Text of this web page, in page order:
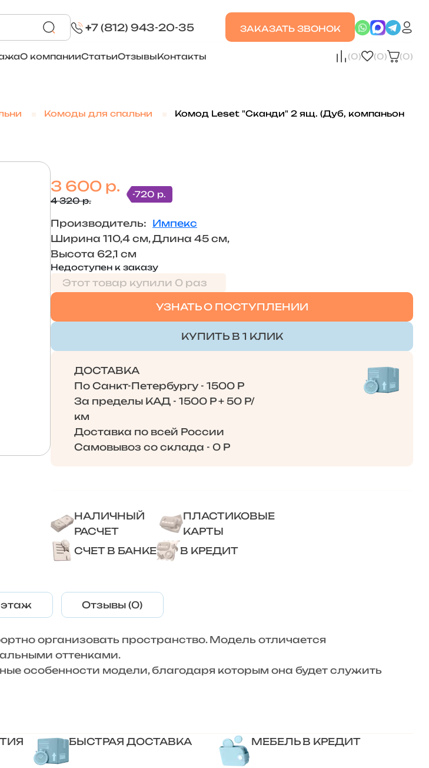
+7 (812) 943-20-35 ЗАКАЗАТЬ ЗВОНОК
О компанииСтатьиОтзывыКонтакты (0) (0) (0)
Комоды для спальни
Комод Leset "Сканди" 2 ящ. (Дуб, компаньон
3 600 р.
4 320 р.
-720 р.
Производитель: Импекс
Ширина 110,4 см, Длина 45 см,
Высота 62,1 см
Недоступен к заказу
Этот товар купили 0 раз
УЗНАТЬ О ПОСТУПЛЕНИИ
КУПИТЬ В 1 КЛИК
ДОСТАВКА
По Санкт-Петербургу - 1500 Р
За пределы КАД - 1500 Р + 50 Р/
км
Доставка по всей России
Самовывоз со склада - 0 Р
НАЛИЧНЫЙ
РАСЧЕТ
ПЛАСТИКОВЫЕ
КАРТЫ
СЧЕТ В БАНКЕ
В КРЕДИТ
Отзывы (0)
организовать пространство. Модель отличается
оттенками.
особенности модели, благодаря которым она будет служить
БЫСТРАЯ ДОСТАВКА МЕБЕЛЬ В КРЕДИТ